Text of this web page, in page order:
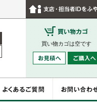
買い物カゴは空です